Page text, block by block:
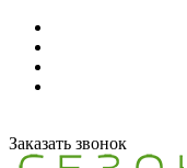
Заказать звонок